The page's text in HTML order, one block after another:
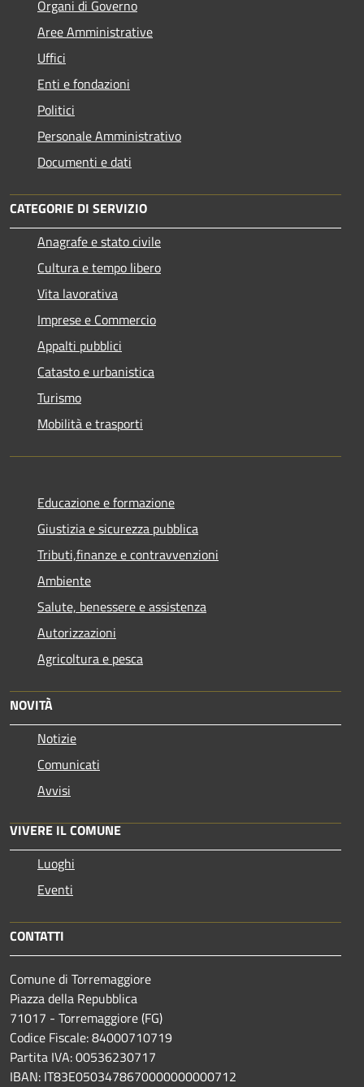
Organi di Governo
Aree Amministrative
Uffici
Enti e fondazioni
Politici
Personale Amministrativo
Documenti e dati
CATEGORIE DI SERVIZIO
Anagrafe e stato civile
Cultura e tempo libero
Vita lavorativa
Imprese e Commercio
Appalti pubblici
Catasto e urbanistica
Turismo
Mobilità e trasporti
Educazione e formazione
Giustizia e sicurezza pubblica
Tributi,finanze e contravvenzioni
Ambiente
Salute, benessere e assistenza
Autorizzazioni
Agricoltura e pesca
NOVITÀ
Notizie
Comunicati
Avvisi
VIVERE IL COMUNE
Luoghi
Eventi
CONTATTI
Comune di Torremaggiore
Piazza della Repubblica
71017 - Torremaggiore (FG)
Codice Fiscale: 84000710719
Partita IVA: 00536230717
IBAN: IT83E0503478670000000000712